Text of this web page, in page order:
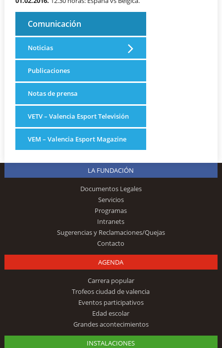
Comunicación
Noticias
Publicaciones
Notas de prensa
VETV – Valencia Esport Televisión
VEM – Valencia Esport Magazine
LA FUNDACIÓN
Documentos Legales
Servicios
Programas
Intranets
Sugerencias y Reclamaciones/Quejas
Contacto
AGENDA
Carrera popular
Trofeos ciudad de valencia
Eventos participativos
Edad escolar
Grandes acontecimientos
INSTALACIONES